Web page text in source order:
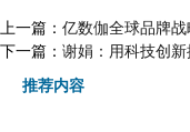
上一篇： 亿数伽全球品牌
下一篇： 谢娟：用科技创
推荐内容